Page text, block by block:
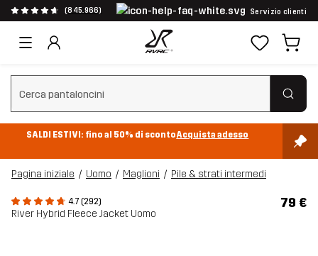
(845.966) Servizio clienti
Cancella ricerca
SALDI ESTIVI: fino al 50% di scontoAcquista adesso
Pagina iniziale Uomo Maglioni Pile & strati intermedi
4.7 (292)
River Hybrid Fleece Jacket Uomo
79 €